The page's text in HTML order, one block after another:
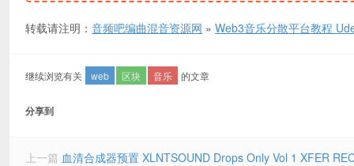
转载请注明： 音频吧编曲混音资源网 » Web3音乐分散平台教程
继续浏览有关 web 区块 音乐 的文章
分享到
上一篇 血清合成器预置 XLNTSOUND Drops Only Vol 1 XFER